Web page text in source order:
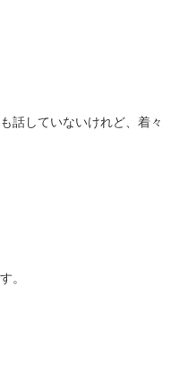
話していないけれど、着々
。